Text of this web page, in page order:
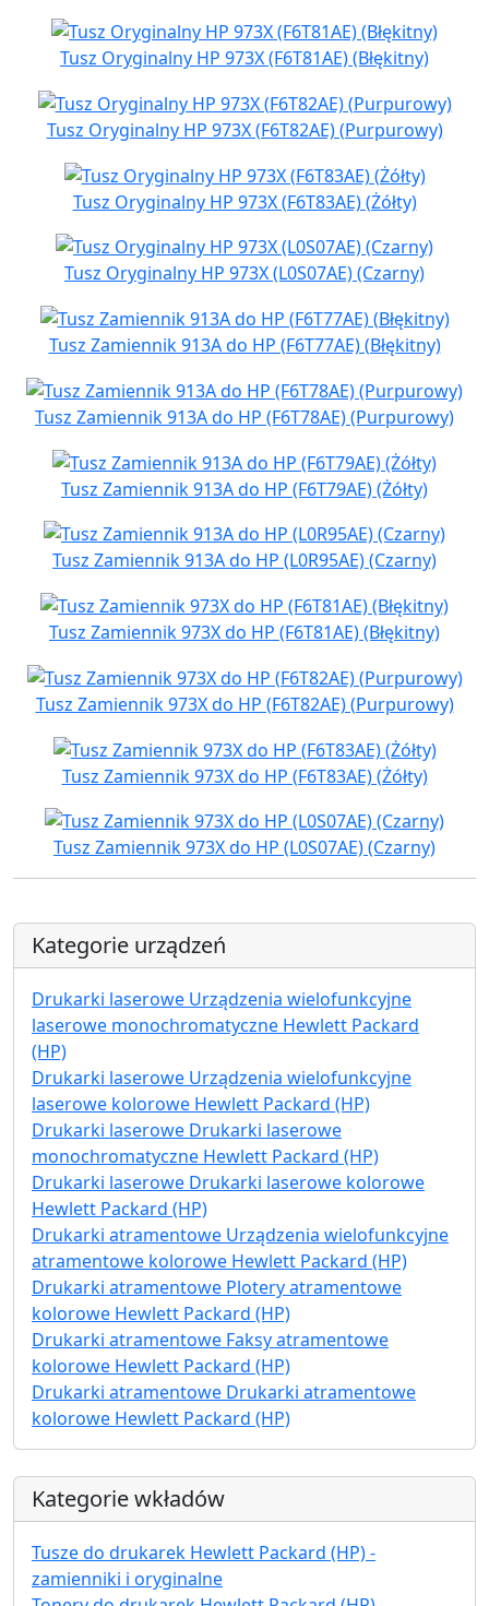
Tusz Oryginalny HP 973X (F6T81AE) (Błękitny)
Tusz Oryginalny HP 973X (F6T82AE) (Purpurowy)
Tusz Oryginalny HP 973X (F6T83AE) (Żółty)
Tusz Oryginalny HP 973X (L0S07AE) (Czarny)
Tusz Zamiennik 913A do HP (F6T77AE) (Błękitny)
Tusz Zamiennik 913A do HP (F6T78AE) (Purpurowy)
Tusz Zamiennik 913A do HP (F6T79AE) (Żółty)
Tusz Zamiennik 913A do HP (L0R95AE) (Czarny)
Tusz Zamiennik 973X do HP (F6T81AE) (Błękitny)
Tusz Zamiennik 973X do HP (F6T82AE) (Purpurowy)
Tusz Zamiennik 973X do HP (F6T83AE) (Żółty)
Tusz Zamiennik 973X do HP (L0S07AE) (Czarny)
Kategorie urządzeń
Drukarki laserowe Urządzenia wielofunkcyjne
laserowe monochromatyczne Hewlett Packard
(HP)
Drukarki laserowe Urządzenia wielofunkcyjne
laserowe kolorowe Hewlett Packard (HP)
Drukarki laserowe Drukarki laserowe
monochromatyczne Hewlett Packard (HP)
Drukarki laserowe Drukarki laserowe kolorowe
Hewlett Packard (HP)
Drukarki atramentowe Urządzenia wielofunkcyjne
atramentowe kolorowe Hewlett Packard (HP)
Drukarki atramentowe Plotery atramentowe
kolorowe Hewlett Packard (HP)
Drukarki atramentowe Faksy atramentowe
kolorowe Hewlett Packard (HP)
Drukarki atramentowe Drukarki atramentowe
kolorowe Hewlett Packard (HP)
Kategorie wkładów
Tusze do drukarek Hewlett Packard (HP) -
zamienniki i oryginalne